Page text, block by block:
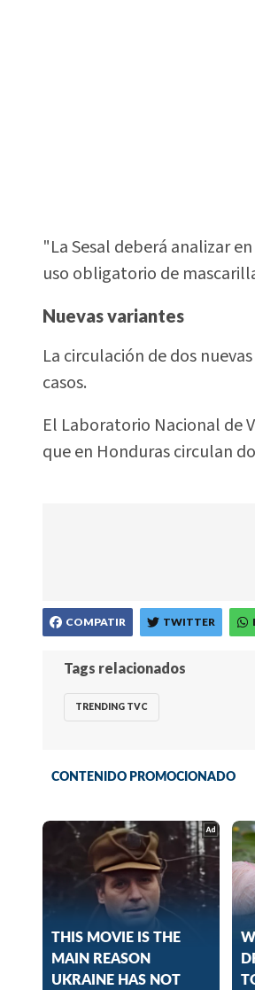
"La Sesal deberá analizar
uso obligatorio de
Nuevas variantes
La circulación de dos
casos.
El Laboratorio Nacional de
que en Honduras circulan
COMPATIR TWITTER
Tags relacionados
TRENDING TVC